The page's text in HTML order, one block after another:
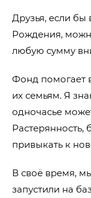
Друзья, если бы
Рождения,
любую сумму
Фонд помогает
их семьям. Я
одночасье
Растерянность,
привыкать к
В своё время,
запустили на